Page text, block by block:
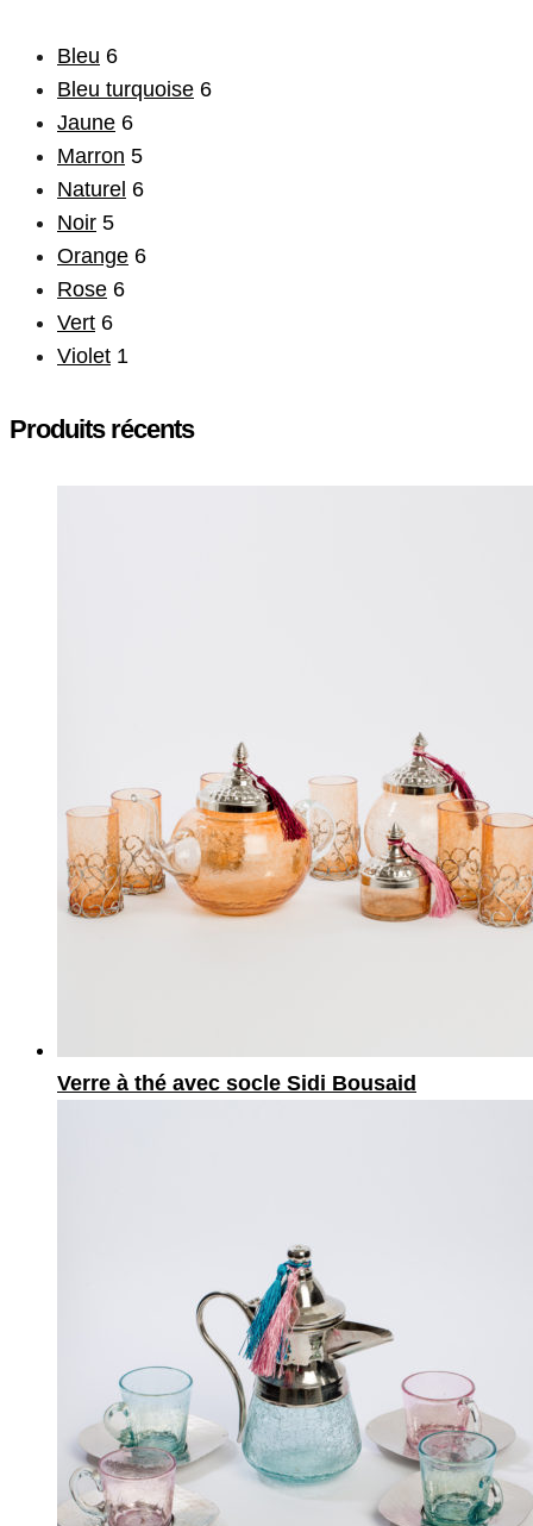
Bleu 6
Bleu turquoise 6
Jaune 6
Marron 5
Naturel 6
Noir 5
Orange 6
Rose 6
Vert 6
Violet 1
Produits récents
Verre à thé avec socle Sidi Bousaid